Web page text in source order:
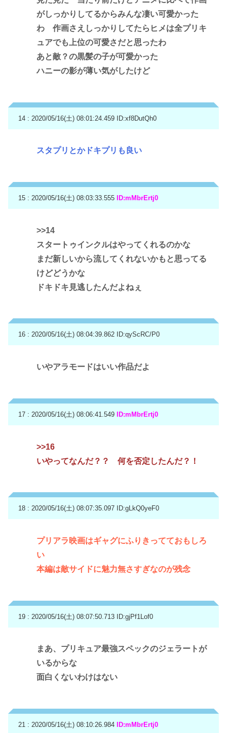
がしっかりしてるからみんな凄い可愛かった
わ 作画さえしっかりしてたらヒメは全プリキ
ュアでも上位の可愛さだと思ったわ
あと敵？の黒髪の子が可愛かった
ハニーの影が薄い気がしたけど
14 : 2020/05/16(土) 08:01:24.459 ID:xf8DutQh0
スタプリとかドキプリも良い
15 : 2020/05/16(土) 08:03:33.555 ID:mMbrErtj0
>>14
スタートゥインクルはやってくれるのかな
まだ新しいから流してくれないかもと思ってる
けどどうかな
ドキドキ見逃したんだよねぇ
16 : 2020/05/16(土) 08:04:39.862 ID:qyScRC/P0
いやアラモードはいい作品だよ
17 : 2020/05/16(土) 08:06:41.549 ID:mMbrErtj0
>>16
いやってなんだ？？ 何を否定したんだ？！
18 : 2020/05/16(土) 08:07:35.097 ID:gLkQ0yeF0
プリアラ映画はギャグにふりきってておもしろ
い
本編は敵サイドに魅力無さすぎなのが残念
19 : 2020/05/16(土) 08:07:50.713 ID:gjPf1Lof0
まあ、プリキュア最強スペックのジェラートが
いるからな
面白くないわけはない
21 : 2020/05/16(土) 08:10:26.984 ID:mMbrErtj0